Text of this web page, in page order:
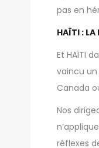
pas en
HAÏTI : LA
Et HAÏTI
vaincu un
Canada
Nos
réflexes